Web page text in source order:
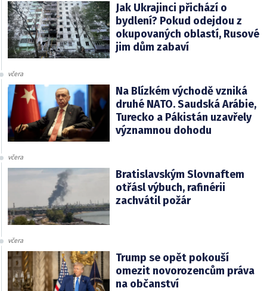
Jak Ukrajinci přichází o
bydlení? Pokud odejdou z
okupovaných oblastí, Rusové
jim dům zabaví
včera
Na Blízkém východě vzniká
druhé NATO. Saudská Arábie,
Turecko a Pákistán uzavřely
významnou dohodu
včera
Bratislavským Slovnaftem
otřásl výbuch, rafinérii
zachvátil požár
včera
Trump se opět pokouší
omezit novorozencům práva
na občanství